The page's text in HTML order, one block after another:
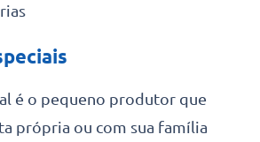
é o pequeno produtor que
própria ou com sua família